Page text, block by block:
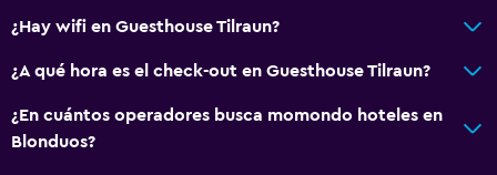
¿Hay wifi en Guesthouse Tilraun?
¿A qué hora es el check-out en Guesthouse Tilraun?
¿En cuántos operadores busca momondo hoteles en
Blonduos?